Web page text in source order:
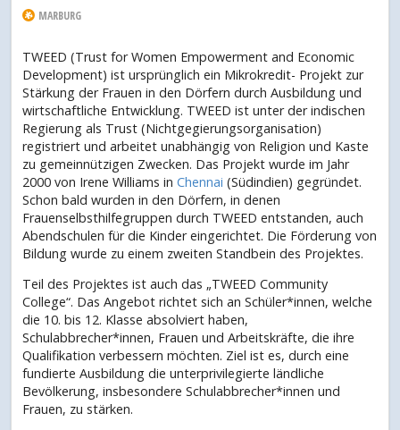
MARBURG
TWEED (Trust for Women Empowerment and Economic
Development) ist ursprünglich ein Mikrokredit- Projekt zur
Stärkung der Frauen in den Dörfern durch Ausbildung und
wirtschaftliche Entwicklung. TWEED ist unter der indischen
Regierung als Trust (Nichtgegierungsorganisation)
registriert und arbeitet unabhängig von Religion und Kaste
zu gemeinnützigen Zwecken. Das Projekt wurde im Jahr
2000 von Irene Williams in Chennai (Südindien) gegründet.
Schon bald wurden in den Dörfern, in denen
Frauenselbsthilfegruppen durch TWEED entstanden, auch
Abendschulen für die Kinder eingerichtet. Die Förderung von
Bildung wurde zu einem zweiten Standbein des Projektes.
Teil des Projektes ist auch das „TWEED Community
College“. Das Angebot richtet sich an Schüler*innen, welche
die 10. bis 12. Klasse absolviert haben,
Schulabbrecher*innen, Frauen und Arbeitskräfte, die ihre
Qualifikation verbessern möchten. Ziel ist es, durch eine
fundierte Ausbildung die unterprivilegierte ländliche
Bevölkerung, insbesondere Schulabbrecher*innen und
Frauen, zu stärken.